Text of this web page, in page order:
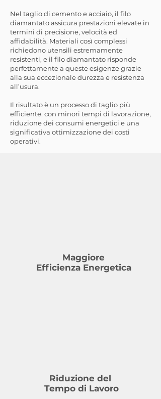
Nel taglio di cemento e acciaio, il filo
diamantato assicura prestazioni elevate in
termini di precisione, velocità ed
affidabilità. Materiali così complessi
richiedono utensili estremamente
resistenti, e il filo diamantato risponde
perfettamente a queste esigenze grazie
alla sua eccezionale durezza e resistenza
all’usura.
Il risultato è un processo di taglio più
efficiente, con minori tempi di lavorazione,
riduzione dei consumi energetici e una
significativa ottimizzazione dei costi
operativi.
Maggiore
Efficienza Energetica
Riduzione del
Tempo di Lavoro